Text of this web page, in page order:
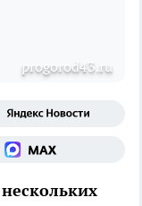
progorod43.ru